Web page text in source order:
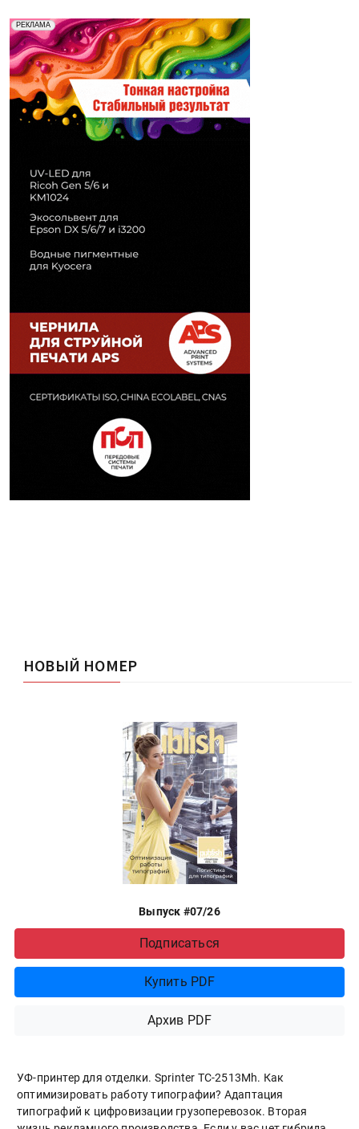
РЕКЛАМА
Реклама. Рекламодатель ООО "Передовые Системы
Печати" erid: 2SDnjd2d4Qz
НОВЫЙ НОМЕР
Выпуск #07/26
Подписаться
Купить PDF
Архив PDF
УФ-принтер для отделки. Sprinter ТС-2513Mh. Как
оптимизировать работу типографии? Адаптация
типографий к цифровизации грузоперевозок. Вторая